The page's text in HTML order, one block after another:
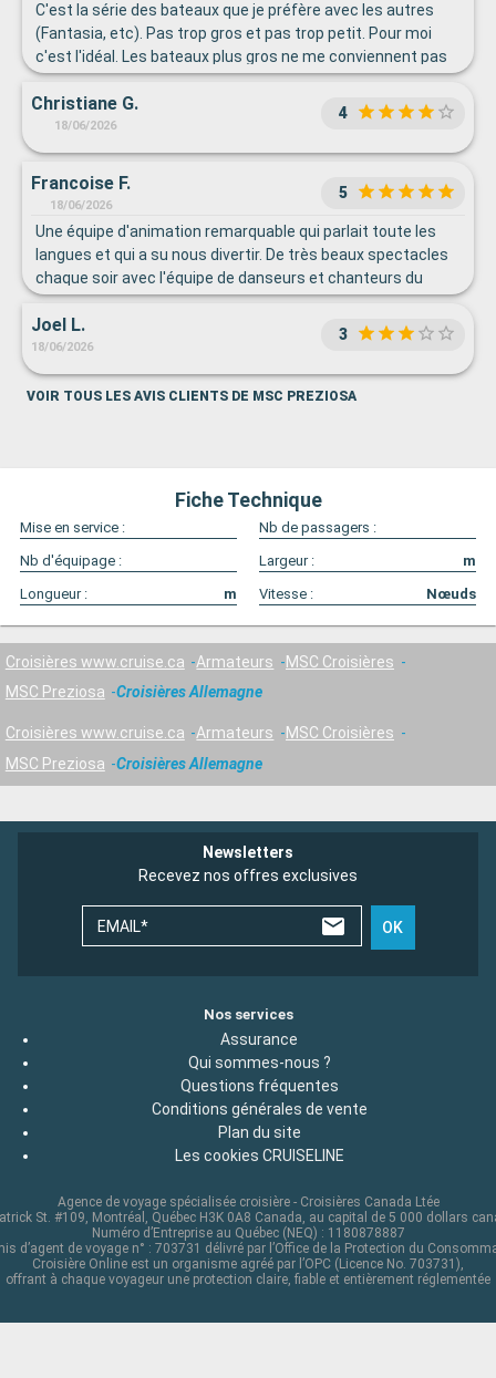
C'est la série des bateaux que je préfère avec les autres
(Fantasia, etc). Pas trop gros et pas trop petit. Pour moi
c'est l'idéal. Les bateaux plus gros ne me conviennent pas
sur deux points, trop de monde et surtout, je déteste
l'ambiance, trop de bruit et surtout trop de musique forte.
Christiane G.
18/06/2026
4
Francoise F.
18/06/2026
5
Une équipe d'animation remarquable qui parlait toute les
langues et qui a su nous divertir. De très beaux spectacles
chaque soir avec l'équipe de danseurs et chanteurs du
bateau et particulièrement un violoniste virtuose que nous
avons vu deux fois, un enchantement !!!!
Joel L.
18/06/2026
3
VOIR TOUS LES AVIS CLIENTS DE MSC PREZIOSA
Fiche Technique
Mise en service :
Nb de passagers :
Nb d'équipage :
Largeur :
m
Longueur :
m Vitesse : Nœuds
Croisières www.cruise.ca Armateurs
MSC Croisières
MSC Preziosa
Croisières Allemagne
Croisières www.cruise.ca Armateurs
MSC Croisières
MSC Preziosa
Croisières Allemagne
Newsletters
Recevez nos offres exclusives
EMAIL* OK
Nos services
Assurance
Qui sommes-nous ?
Questions fréquentes
Conditions générales de vente
Plan du site
Les cookies CRUISELINE
Agence de voyage spécialisée croisière - Croisières Canada Ltée
St. #109, Montréal, Québec H3K 0A8 Canada, au capital de 5 000 dollars
Numéro d’Entreprise au Québec (NEQ) : 1180878887
d’agent de voyage n° : 703731 délivré par l’Office de la Protection du
Croisière Online est un organisme agréé par l’OPC (Licence No. 703731),
offrant à chaque voyageur une protection claire, fiable et entièrement réglementée